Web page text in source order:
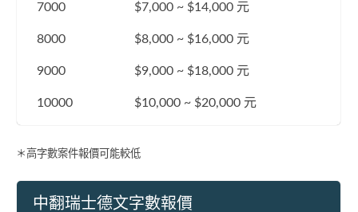
7000 $7,000 ~ $14,000 元
8000 $8,000 ~ $16,000 元
9000 $9,000 ~ $18,000 元
10000 $10,000 ~ $20,000 元
＊高字數案件報價可能較低
中翻瑞士德文字數報價